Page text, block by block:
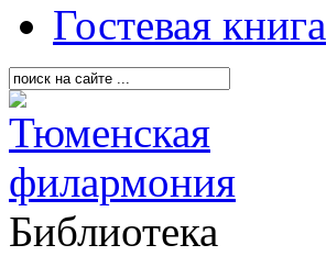
Гостевая книга
Библиотека